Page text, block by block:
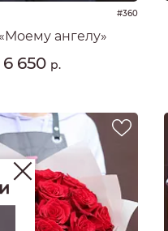
#360
ангелу»
6 650 р.